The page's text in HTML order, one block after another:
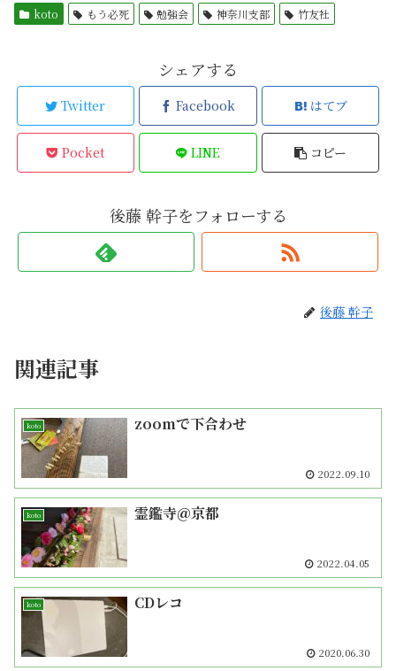
koto もう必死 勉強会 神奈川支部 竹友社
シェアする
Twitter Facebook はてブ
Pocket LINE コピー
後藤 幹子をフォローする
後藤 幹子
関連記事
koto zoomで下合わせ
2022.09.10
koto 霊鑑寺＠京都
2022.04.05
koto CDレコ
2020.06.30